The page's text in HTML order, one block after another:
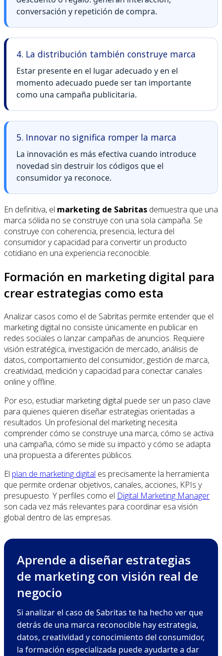
conversación y repetición de compra.
4. La distribución también construye marca
Estar presente en el lugar adecuado y en el
momento adecuado puede ser tan importante
como una campaña publicitaria.
5. Innovar no significa romper la marca
La innovación es más efectiva cuando introduce
novedad sin destruir los códigos que el
consumidor ya reconoce.
En definitiva, el marketing de Sabritas demuestra que una
marca sólida no se construye con una sola campaña. Se
construye con coherencia, presencia, lectura del
consumidor y capacidad para convertir un producto
cotidiano en una experiencia reconocible.
Formación en marketing digital para
crear estrategias como esta
Analizar casos como el de Sabritas permite entender que el
marketing digital no consiste únicamente en publicar en
redes sociales o lanzar campañas de anuncios. Requiere
visión estratégica, investigación de mercado, análisis de
datos, comportamiento del consumidor, gestión de marca,
creatividad, medición y capacidad para conectar canales
online y offline.
Por eso, estudiar marketing digital puede ser un paso clave
para quienes quieren diseñar estrategias orientadas a
resultados. Un profesional del marketing necesita
comprender cómo se construye una marca, cómo se activa
una campaña, cómo se mide su impacto y cómo se adapta
una propuesta a diferentes públicos.
El plan de marketing digital es precisamente la herramienta
que permite ordenar objetivos, canales, acciones, KPIs y
presupuesto. Y perfiles como el Digital Marketing Manager
son cada vez más relevantes para coordinar esa visión
global dentro de las empresas.
Aprende a diseñar estrategias
de marketing con visión real de
negocio
Si analizar el caso de Sabritas te ha hecho ver que
detrás de una marca reconocible hay estrategia,
datos, creatividad y conocimiento del consumidor,
la formación especializada puede ayudarte a dar